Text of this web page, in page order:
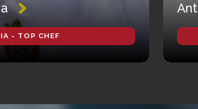
- TOP CHEF